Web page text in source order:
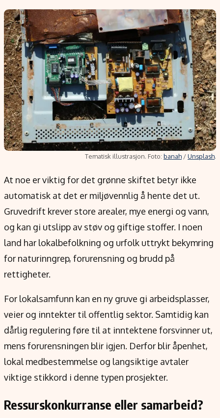
Tematisk illustrasjon. Foto: banah /Unsplash.
At noe er viktig for det grønne skiftet betyr ikke
automatisk at det er miljøvennlig å hente det ut.
Gruvedrift krever store arealer, mye energi og vann,
og kan gi utslipp av støv og giftige stoffer. I noen
land har lokalbefolkning og urfolk uttrykt bekymring
for naturinngrep, forurensning og brudd på
rettigheter.
For lokalsamfunn kan en ny gruve gi arbeidsplasser,
veier og inntekter til offentlig sektor. Samtidig kan
dårlig regulering føre til at inntektene forsvinner ut,
mens forurensningen blir igjen. Derfor blir åpenhet,
lokal medbestemmelse og langsiktige avtaler
viktige stikkord i denne typen prosjekter.
Ressurskonkurranse eller samarbeid?